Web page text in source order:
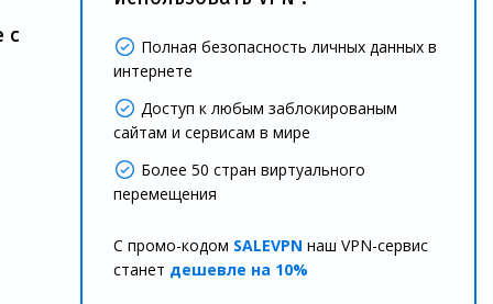
с
Полная безопасность личных данных в
интернете
Доступ к любым заблокированым
сайтам и сервисам в мире
Более 50 стран виртуального
перемещения
С промо-кодом SALEVPN наш VPN-сервис
станет дешевле на 10%